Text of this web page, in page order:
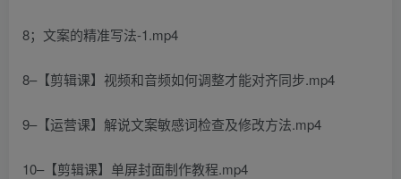
8；文案的精准写法-1.mp4
8–【剪辑课】视频和音频如何调整才能对齐同步.mp4
9–【运营课】解说文案敏感词检查及修改方法.mp4
10–【剪辑课】单屏封面制作教程.mp4